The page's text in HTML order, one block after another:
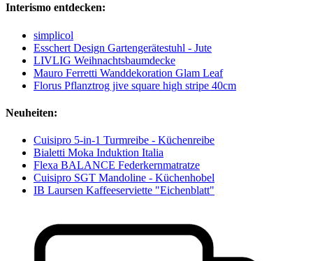
Interismo entdecken:
simplicol
Esschert Design Gartengerätestuhl - Jute
LIVLIG Weihnachtsbaumdecke
Mauro Ferretti Wanddekoration Glam Leaf
Florus Pflanztrog jive square high stripe 40cm
Neuheiten:
Cuisipro 5-in-1 Turmreibe - Küchenreibe
Bialetti Moka Induktion Italia
Flexa BALANCE Federkernmatratze
Cuisipro SGT Mandoline - Küchenhobel
IB Laursen Kaffeeserviette "Eichenblatt"